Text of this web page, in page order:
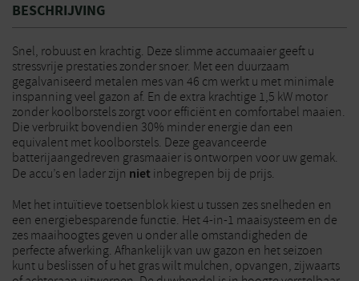
BESCHRIJVING
Snel, robuust en krachtig. Deze slimme accumaaier geeft u
stressvrije prestaties zonder snoer. Met een duurzaam
gegalvaniseerd metalen mes van 46 cm werkt u met minimale
inspanning veel gazon af. En de extra krachtige 1,5 kW motor
zonder koolborstels zorgt voor efficiënt en comfortabel maaien.
Die verbruikt bovendien 30% minder energie dan een
equivalent met koolborstels. Deze geavanceerde
batterijaangedreven grasmaaier is ontworpen voor uw gemak.
De accu’s en lader zijn niet inbegrepen bij de prijs.
Met het intuïtieve toetsenblok kiest u tussen zes snelheden en
een energiebesparende functie. Het 4-in-1 maaisysteem en de
zes maaihoogtes geven u onder alle omstandigheden de
perfecte afwerking. Afhankelijk van uw gazon en het seizoen
kunt u beslissen of u het gras wilt mulchen, opvangen, zijwaarts